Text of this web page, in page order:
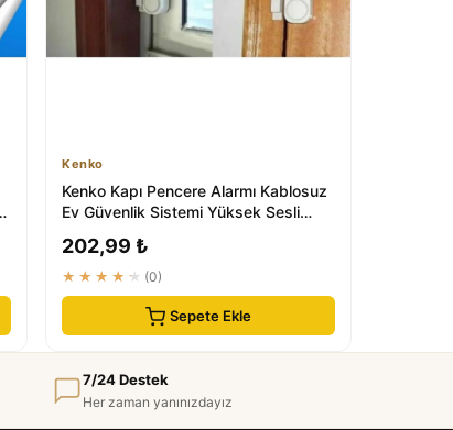
Kenko
Kenko Kapı Pencere Alarmı Kablosuz
Ev Güvenlik Sistemi Yüksek Sesli
202,99 ₺
★★★★★ (0)
Sepete Ekle
7/24 Destek
Her zaman yanınızdayız